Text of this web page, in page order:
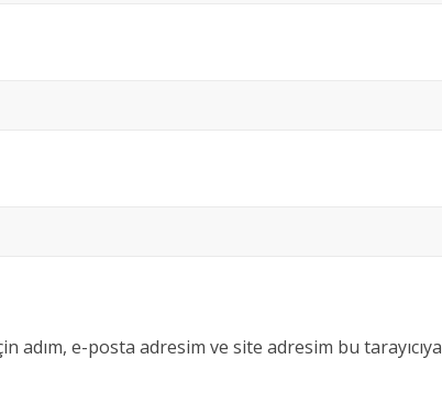
adım, e-posta adresim ve site adresim bu tarayıcıya